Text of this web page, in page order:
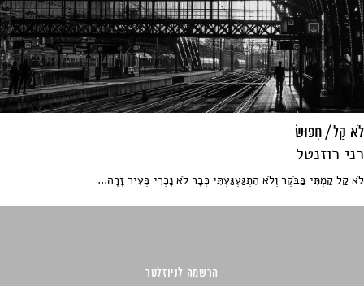
לֹא קַל / חִפּוּשׂ
רני רוזנטל
לֹא קַל קַמְתִּי בַּבֹּקֶר וְלֹא הִתְגַּעְגַּעְתִּי כְּבָר לֹא נָכְרִי בְּעִיר זָרָה...
הרשמה לניוזלטר